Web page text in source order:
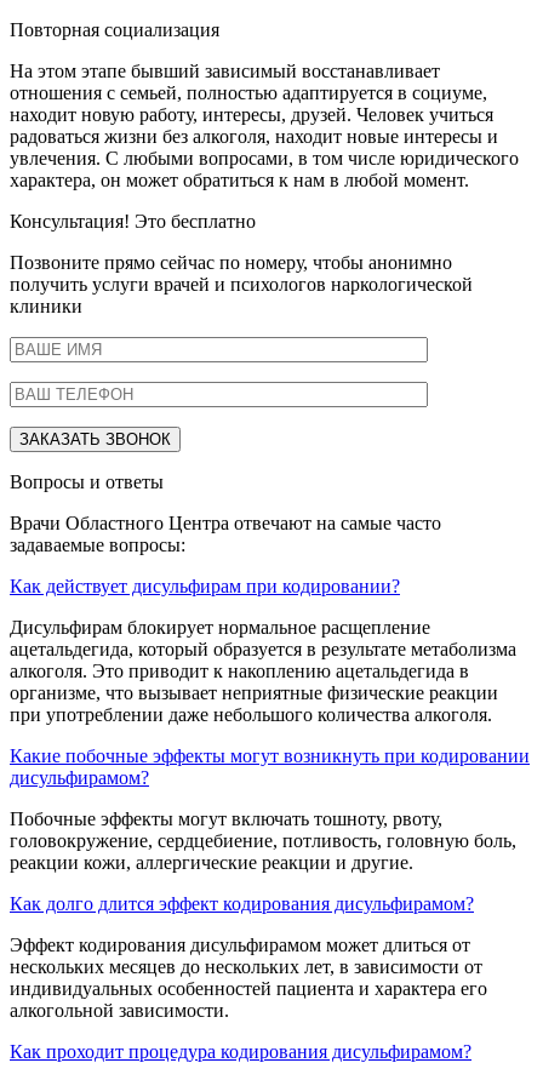
Повторная социализация
На этом этапе бывший зависимый восстанавливает
отношения с семьей, полностью адаптируется в социуме,
находит новую работу, интересы, друзей. Человек учиться
радоваться жизни без алкоголя, находит новые интересы и
увлечения. С любыми вопросами, в том числе юридического
характера, он может обратиться к нам в любой момент.
Консультация! Это бесплатно
Позвоните прямо сейчас по номеру, чтобы анонимно
получить услуги врачей и психологов наркологической
клиники
Вопросы и ответы
Врачи Областного Центра отвечают на самые часто
задаваемые вопросы:
Как действует дисульфирам при кодировании?
Дисульфирам блокирует нормальное расщепление
ацетальдегида, который образуется в результате метаболизма
алкоголя. Это приводит к накоплению ацетальдегида в
организме, что вызывает неприятные физические реакции
при употреблении даже небольшого количества алкоголя.
Какие побочные эффекты могут возникнуть при кодировании
дисульфирамом?
Побочные эффекты могут включать тошноту, рвоту,
головокружение, сердцебиение, потливость, головную боль,
реакции кожи, аллергические реакции и другие.
Как долго длится эффект кодирования дисульфирамом?
Эффект кодирования дисульфирамом может длиться от
нескольких месяцев до нескольких лет, в зависимости от
индивидуальных особенностей пациента и характера его
алкогольной зависимости.
Как проходит процедура кодирования дисульфирамом?